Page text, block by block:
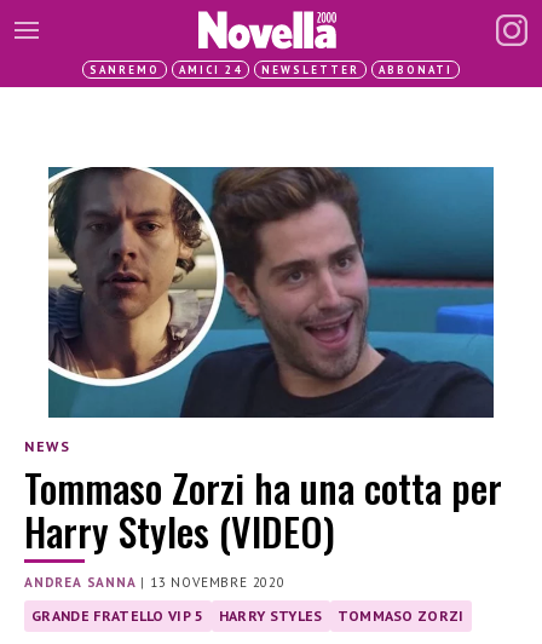
SANREMO AMICI 24 NEWSLETTER ABBONATI
NEWS
Tommaso Zorzi ha una cotta per
Harry Styles (VIDEO)
ANDREA SANNA | 13 NOVEMBRE 2020
GRANDE FRATELLO VIP 5 HARRY STYLES TOMMASO ZORZI